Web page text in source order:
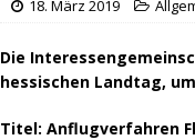
18. März 2019
Die
hessischen Landtag,
Titel: Anflugverfahren